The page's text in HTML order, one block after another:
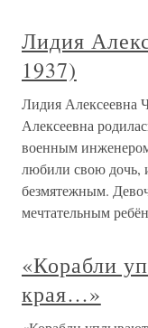
Лидия
1937)
Лидия Алексеевна
Алексеевна
военным
любили свою дочь,
безмятежным.
мечтательным
«Корабли
края…»